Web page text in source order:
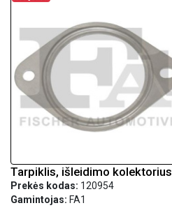
Tarpiklis, išleidimo kolektorius
Prekės kodas: 120954
Gamintojas: FA1